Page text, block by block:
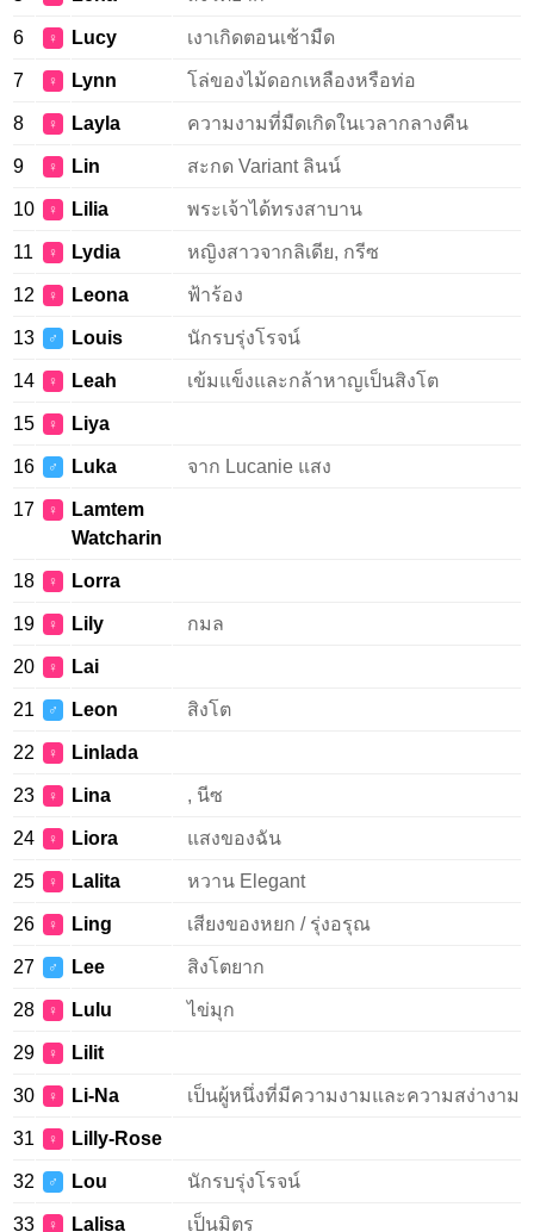
6 ♀ Lucy เงาเกิดตอนเช้ามืด
7 ♀ Lynn โล่ของไม้ดอกเหลืองหรือท่อ
8 ♀ Layla ความงามที่มืดเกิดในเวลากลางคืน
9 ♀ Lin สะกด Variant ลินน์
10 ♀ Lilia พระเจ้าได้ทรงสาบาน
11 ♀ Lydia หญิงสาวจากลิเดีย, กรีซ
12 ♀ Leona ฟ้าร้อง
13 ♂ Louis นักรบรุ่งโรจน์
14 ♀ Leah เข้มแข็งและกล้าหาญเป็นสิงโต
15 ♀ Liya
16 ♂ Luka จาก Lucanie แสง
17 ♀
Lamtem
Watcharin
18 ♀ Lorra
19 ♀ Lily กมล
20 ♀ Lai
21 ♂ Leon สิงโต
22 ♀ Linlada
23 ♀ Lina , นีซ
24 ♀ Liora แสงของฉัน
25 ♀ Lalita หวาน Elegant
26 ♀ Ling เสียงของหยก / รุ่งอรุณ
27 ♂ Lee สิงโตยาก
28 ♀ Lulu ไข่มุก
29 ♀ Lilit
30 ♀ Li-Na เป็นผู้หนึ่งที่มีความงามและความสง่างาม
31 ♀ Lilly-Rose
32 ♂ Lou นักรบรุ่งโรจน์
33 ♀ Lalisa เป็นมิตร